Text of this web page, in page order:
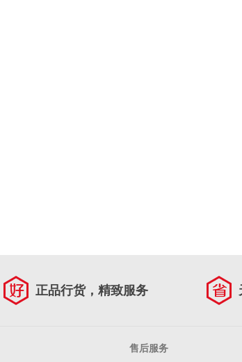
正品行货，精致服务
售后服务